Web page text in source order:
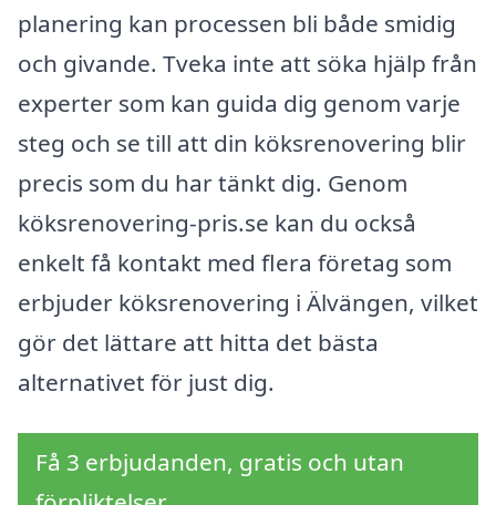
planering kan processen bli både smidig
och givande. Tveka inte att söka hjälp från
experter som kan guida dig genom varje
steg och se till att din köksrenovering blir
precis som du har tänkt dig. Genom
köksrenovering-pris.se kan du också
enkelt få kontakt med flera företag som
erbjuder köksrenovering i Älvängen, vilket
gör det lättare att hitta det bästa
alternativet för just dig.
Få 3 erbjudanden, gratis och utan